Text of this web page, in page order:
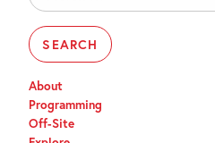
for:
About
Programming
Off-Site